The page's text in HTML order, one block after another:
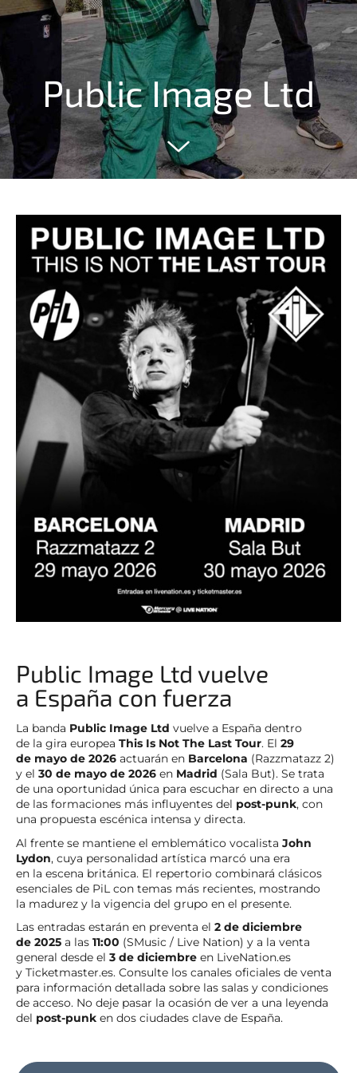
Public Image Ltd
Public Image Ltd vuelve
a España con fuerza
La banda Public Image Ltd vuelve a España dentro
de la gira europea This Is Not The Last Tour. El 29
de mayo de 2026 actuarán en Barcelona (Razzmatazz 2)
y el 30 de mayo de 2026 en Madrid (Sala But). Se trata
de una oportunidad única para escuchar en directo a una
de las formaciones más influyentes del post-punk, con
una propuesta escénica intensa y directa.
Al frente se mantiene el emblemático vocalista John
Lydon, cuya personalidad artística marcó una era
en la escena británica. El repertorio combinará clásicos
esenciales de PiL con temas más recientes, mostrando
la madurez y la vigencia del grupo en el presente.
Las entradas estarán en preventa el 2 de diciembre
de 2025 a las 11:00 (SMusic / Live Nation) y a la venta
general desde el 3 de diciembre en LiveNation.es
y Ticketmaster.es. Consulte los canales oficiales de venta
para información detallada sobre las salas y condiciones
de acceso. No deje pasar la ocasión de ver a una leyenda
del post-punk en dos ciudades clave de España.